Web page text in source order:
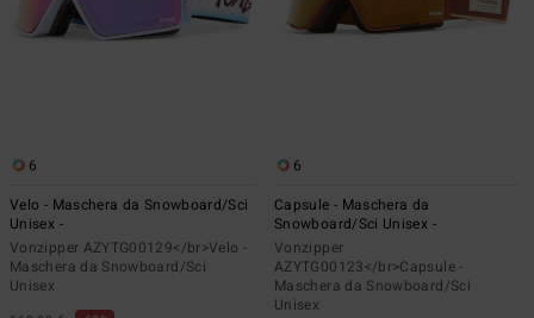
6
Velo - Maschera da Snowboard/Sci
Unisex -
Vonzipper AZYTG00129</br>Velo -
Maschera da Snowboard/Sci
Unisex
6
Capsule - Maschera da
Snowboard/Sci Unisex -
Vonzipper
AZYTG00123</br>Capsule -
Maschera da Snowboard/Sci
Unisex